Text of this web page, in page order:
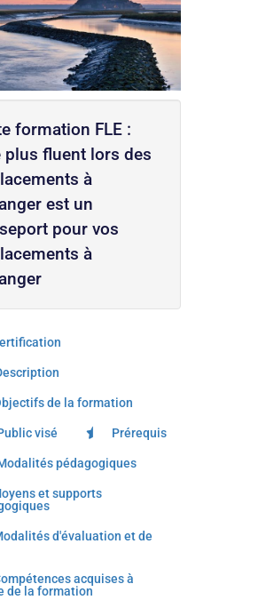
formation FLE :
plus fluent lors des
à
est un
pour vos
à
de la formation
visé Prérequis
pédagogiques
et supports
d'évaluation et de
acquises à
de la formation